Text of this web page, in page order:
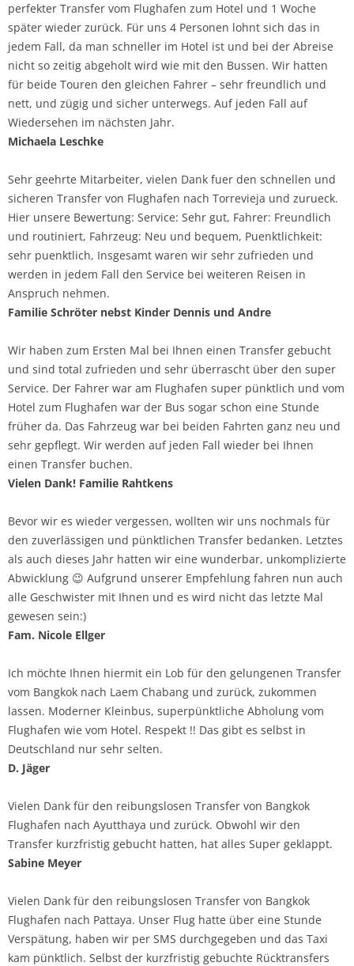
perfekter Transfer vom Flughafen zum Hotel und 1 Woche
später wieder zurück. Für uns 4 Personen lohnt sich das in
jedem Fall, da man schneller im Hotel ist und bei der Abreise
nicht so zeitig abgeholt wird wie mit den Bussen. Wir hatten
für beide Touren den gleichen Fahrer – sehr freundlich und
nett, und zügig und sicher unterwegs. Auf jeden Fall auf
Wiedersehen im nächsten Jahr.
Michaela Leschke
Sehr geehrte Mitarbeiter, vielen Dank fuer den schnellen und
sicheren Transfer von Flughafen nach Torrevieja und zurueck.
Hier unsere Bewertung: Service: Sehr gut, Fahrer: Freundlich
und routiniert, Fahrzeug: Neu und bequem, Puenktlichkeit:
sehr puenktlich, Insgesamt waren wir sehr zufrieden und
werden in jedem Fall den Service bei weiteren Reisen in
Anspruch nehmen.
Familie Schröter nebst Kinder Dennis und Andre
Wir haben zum Ersten Mal bei Ihnen einen Transfer gebucht
und sind total zufrieden und sehr überrascht über den super
Service. Der Fahrer war am Flughafen super pünktlich und vom
Hotel zum Flughafen war der Bus sogar schon eine Stunde
früher da. Das Fahrzeug war bei beiden Fahrten ganz neu und
sehr gepflegt. Wir werden auf jeden Fall wieder bei Ihnen
einen Transfer buchen.
Vielen Dank! Familie Rahtkens
Bevor wir es wieder vergessen, wollten wir uns nochmals für
den zuverlässigen und pünktlichen Transfer bedanken. Letztes
als auch dieses Jahr hatten wir eine wunderbar, unkomplizierte
Abwicklung 😉 Aufgrund unserer Empfehlung fahren nun auch
alle Geschwister mit Ihnen und es wird nicht das letzte Mal
gewesen sein:)
Fam. Nicole Ellger
Ich möchte Ihnen hiermit ein Lob für den gelungenen Transfer
vom Bangkok nach Laem Chabang und zurück, zukommen
lassen. Moderner Kleinbus, superpünktliche Abholung vom
Flughafen wie vom Hotel. Respekt !! Das gibt es selbst in
Deutschland nur sehr selten.
D. Jäger
Vielen Dank für den reibungslosen Transfer von Bangkok
Flughafen nach Ayutthaya und zurück. Obwohl wir den
Transfer kurzfristig gebucht hatten, hat alles Super geklappt.
Sabine Meyer
Vielen Dank für den reibungslosen Transfer von Bangkok
Flughafen nach Pattaya. Unser Flug hatte über eine Stunde
Verspätung, haben wir per SMS durchgegeben und das Taxi
kam pünktlich. Selbst der kurzfristig gebuchte Rücktransfers